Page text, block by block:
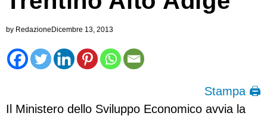
by RedazioneDicembre 13, 2013
Stampa 🖨
Il Ministero dello Sviluppo Economico avvia la